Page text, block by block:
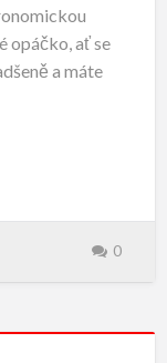
opáčko, ať se
a máte
Látkový
Takový
Utíráme si jím
0